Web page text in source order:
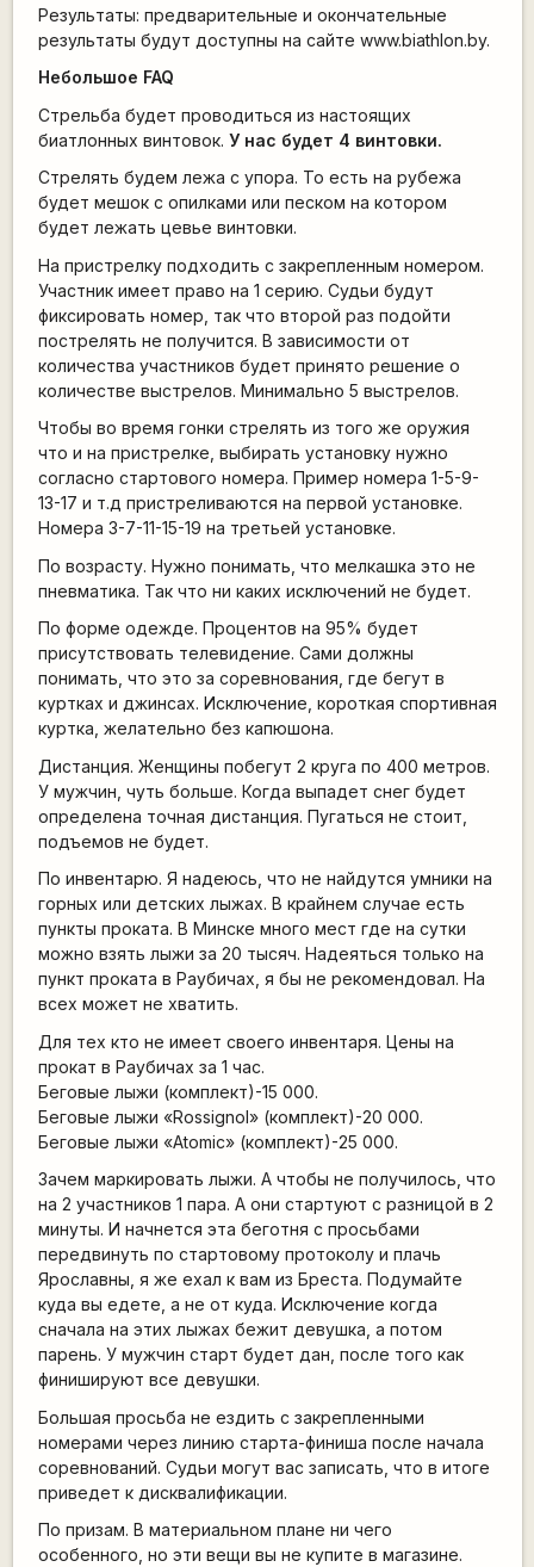
Результаты: предварительные и окончательные
результаты будут доступны на сайте www.biathlon.by.
Небольшое FAQ
Стрельба будет проводиться из настоящих
биатлонных винтовок. У нас будет 4 винтовки.
Стрелять будем лежа с упора. То есть на рубежа
будет мешок с опилками или песком на котором
будет лежать цевье винтовки.
На пристрелку подходить с закрепленным номером.
Участник имеет право на 1 серию. Судьи будут
фиксировать номер, так что второй раз подойти
пострелять не получится. В зависимости от
количества участников будет принято решение о
количестве выстрелов. Минимально 5 выстрелов.
Чтобы во время гонки стрелять из того же оружия
что и на пристрелке, выбирать установку нужно
согласно стартового номера. Пример номера 1-5-9-
13-17 и т.д пристреливаются на первой установке.
Номера 3-7-11-15-19 на третьей установке.
По возрасту. Нужно понимать, что мелкашка это не
пневматика. Так что ни каких исключений не будет.
По форме одежде. Процентов на 95% будет
присутствовать телевидение. Сами должны
понимать, что это за соревнования, где бегут в
куртках и джинсах. Исключение, короткая спортивная
куртка, желательно без капюшона.
Дистанция. Женщины побегут 2 круга по 400 метров.
У мужчин, чуть больше. Когда выпадет снег будет
определена точная дистанция. Пугаться не стоит,
подъемов не будет.
По инвентарю. Я надеюсь, что не найдутся умники на
горных или детских лыжах. В крайнем случае есть
пункты проката. В Минске много мест где на сутки
можно взять лыжи за 20 тысяч. Надеяться только на
пункт проката в Раубичах, я бы не рекомендовал. На
всех может не хватить.
Для тех кто не имеет своего инвентаря. Цены на
прокат в Раубичах за 1 час.
Беговые лыжи (комплект)-15 000.
Беговые лыжи «Rossignol» (комплект)-20 000.
Беговые лыжи «Аtomic» (комплект)-25 000.
Зачем маркировать лыжи. А чтобы не получилось, что
на 2 участников 1 пара. А они стартуют с разницой в 2
минуты. И начнется эта беготня с просьбами
передвинуть по стартовому протоколу и плачь
Ярославны, я же ехал к вам из Бреста. Подумайте
куда вы едете, а не от куда. Исключение когда
сначала на этих лыжах бежит девушка, а потом
парень. У мужчин старт будет дан, после того как
финишируют все девушки.
Большая просьба не ездить с закрепленными
номерами через линию старта-финиша после начала
соревнований. Судьи могут вас записать, что в итоге
приведет к дисквалификации.
По призам. В материальном плане ни чего
особенного, но эти вещи вы не купите в магазине.